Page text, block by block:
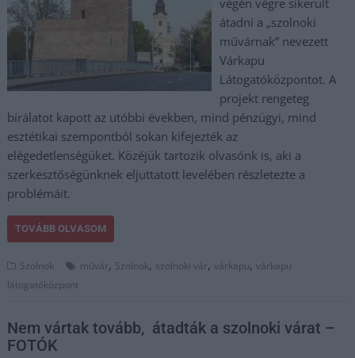
átadni a „szolnoki
művárnak” nevezett
Várkapu
Látogatóközpontot. A
projekt rengeteg
bírálatot kapott az utóbbi években, mind pénzügyi, mind
esztétikai szempontból sokan kifejezték az
elégedetlenségüket. Közéjük tartozik olvasónk is, aki a
szerkesztőségünknek eljuttatott levelében részletezte a
problémáit.
TOVÁBB OLVASOM
Szolnok művár, Szolnok, szolnoki vár,várkapu,várkapu
látogatóközpont
Nem vártak tovább, átadták a szolnoki várat –
FOTÓK